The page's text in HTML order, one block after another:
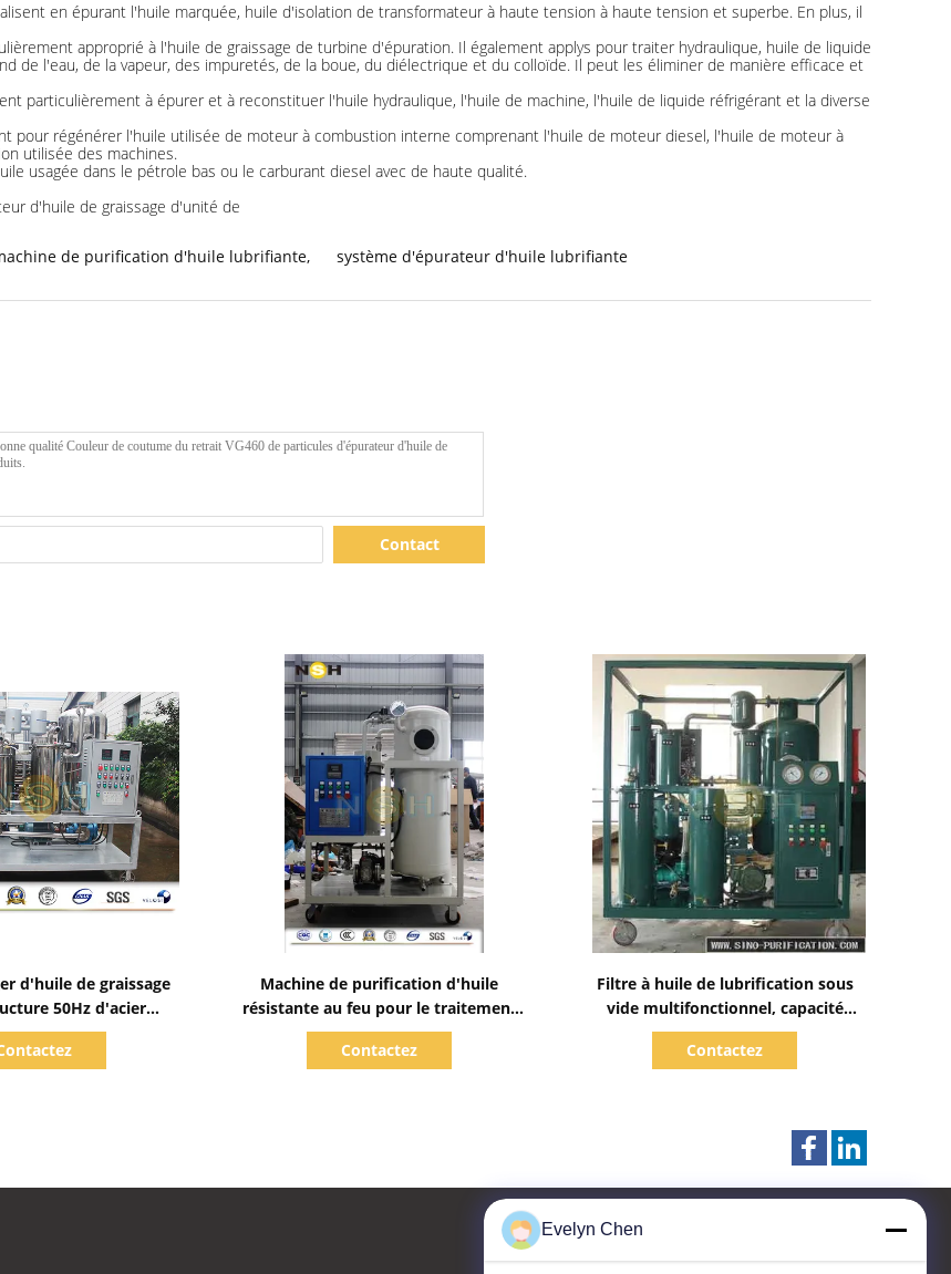
en épurant l'huile marquée, huile d'isolation de transformateur à haute tension à haute tension et superbe. En plus, il
approprié à l'huile de graissage de turbine d'épuration. Il également applys pour traiter hydraulique, huile de liquide
de l'eau, de la vapeur, des impuretés, de la boue, du diélectrique et du colloïde. Il peut les éliminer de manière efficace et
particulièrement à épurer et à reconstituer l'huile hydraulique, l'huile de machine, l'huile de liquide réfrigérant et la diverse
pour régénérer l'huile utilisée de moteur à combustion interne comprenant l'huile de moteur diesel, l'huile de moteur à
utilisée des machines.
usagée dans le pétrole bas ou le carburant diesel avec de haute qualité.
de purification d'huile lubrifiante, système d'épurateur d'huile lubrifiante
Contact
d'huile de graissage
50Hz d'acier
Machine de purification d'huile
résistante au feu pour le traitement
de l'huile EH et de l'huile d'ester
phosphate
Contactez
Filtre à huile de lubrification sous
vide multifonctionnel, capacité
1800L/h
Contactez
Evelyn Chen